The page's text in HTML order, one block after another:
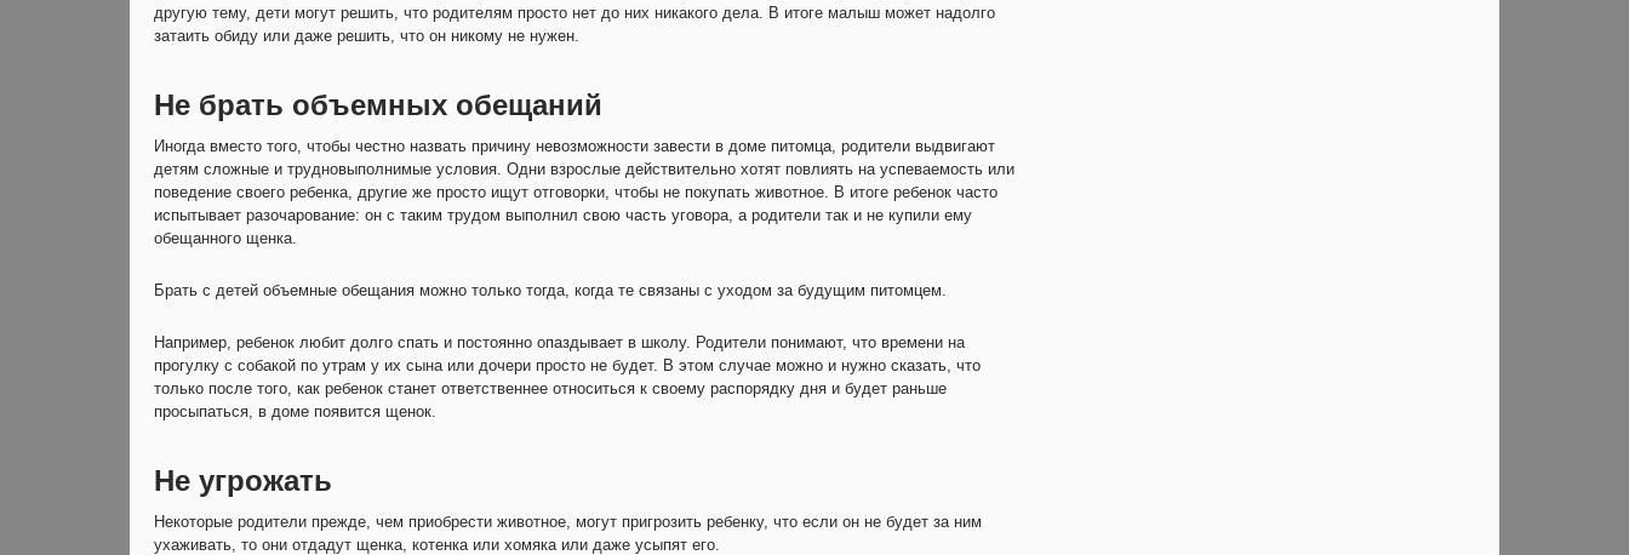
другую тему, дети могут решить, что родителям просто нет до них никакого дела. В итоге малыш может надолго
затаить обиду или даже решить, что он никому не нужен.
Не брать объемных обещаний
Иногда вместо того, чтобы честно назвать причину невозможности завести в доме питомца, родители выдвигают
детям сложные и трудновыполнимые условия. Одни взрослые действительно хотят повлиять на успеваемость или
поведение своего ребенка, другие же просто ищут отговорки, чтобы не покупать животное. В итоге ребенок часто
испытывает разочарование: он с таким трудом выполнил свою часть уговора, а родители так и не купили ему
обещанного щенка.
Брать с детей объемные обещания можно только тогда, когда те связаны с уходом за будущим питомцем.
Например, ребенок любит долго спать и постоянно опаздывает в школу. Родители понимают, что времени на
прогулку с собакой по утрам у их сына или дочери просто не будет. В этом случае можно и нужно сказать, что
только после того, как ребенок станет ответственнее относиться к своему распорядку дня и будет раньше
просыпаться, в доме появится щенок.
Не угрожать
Некоторые родители прежде, чем приобрести животное, могут пригрозить ребенку, что если он не будет за ним
ухаживать, то они отдадут щенка, котенка или хомяка или даже усыпят его.